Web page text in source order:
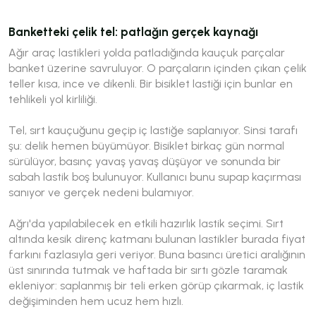
Banketteki çelik tel: patlağın gerçek kaynağı
Ağır araç lastikleri yolda patladığında kauçuk parçalar
banket üzerine savruluyor. O parçaların içinden çıkan çelik
teller kısa, ince ve dikenli. Bir bisiklet lastiği için bunlar en
tehlikeli yol kirliliği.
Tel, sırt kauçuğunu geçip iç lastiğe saplanıyor. Sinsi tarafı
şu: delik hemen büyümüyor. Bisiklet birkaç gün normal
sürülüyor, basınç yavaş yavaş düşüyor ve sonunda bir
sabah lastik boş bulunuyor. Kullanıcı bunu supap kaçırması
sanıyor ve gerçek nedeni bulamıyor.
Ağrı'da yapılabilecek en etkili hazırlık lastik seçimi. Sırt
altında kesik direnç katmanı bulunan lastikler burada fiyat
farkını fazlasıyla geri veriyor. Buna basıncı üretici aralığının
üst sınırında tutmak ve haftada bir sırtı gözle taramak
ekleniyor: saplanmış bir teli erken görüp çıkarmak, iç lastik
değişiminden hem ucuz hem hızlı.